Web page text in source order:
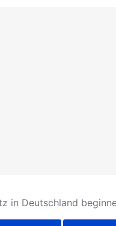
in Deutschland